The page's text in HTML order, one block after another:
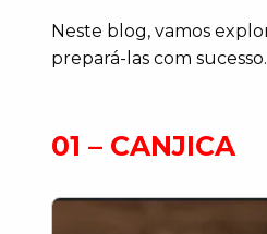
Neste blog, vamos
prepará-las com sucesso.
01 – CANJICA